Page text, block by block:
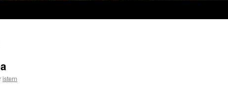
istern